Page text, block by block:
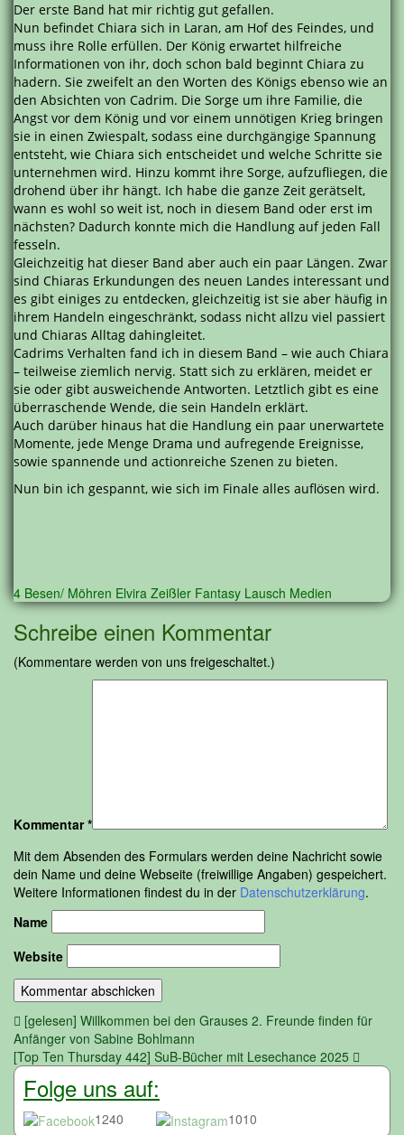
Der erste Band hat mir richtig gut gefallen.
Nun befindet Chiara sich in Laran, am Hof des Feindes, und
muss ihre Rolle erfüllen. Der König erwartet hilfreiche
Informationen von ihr, doch schon bald beginnt Chiara zu
hadern. Sie zweifelt an den Worten des Königs ebenso wie an
den Absichten von Cadrim. Die Sorge um ihre Familie, die
Angst vor dem König und vor einem unnötigen Krieg bringen
sie in einen Zwiespalt, sodass eine durchgängige Spannung
entsteht, wie Chiara sich entscheidet und welche Schritte sie
unternehmen wird. Hinzu kommt ihre Sorge, aufzufliegen, die
drohend über ihr hängt. Ich habe die ganze Zeit gerätselt,
wann es wohl so weit ist, noch in diesem Band oder erst im
nächsten? Dadurch konnte mich die Handlung auf jeden Fall
fesseln.
Gleichzeitig hat dieser Band aber auch ein paar Längen. Zwar
sind Chiaras Erkundungen des neuen Landes interessant und
es gibt einiges zu entdecken, gleichzeitig ist sie aber häufig in
ihrem Handeln eingeschränkt, sodass nicht allzu viel passiert
und Chiaras Alltag dahingleitet.
Cadrims Verhalten fand ich in diesem Band – wie auch Chiara
– teilweise ziemlich nervig. Statt sich zu erklären, meidet er
sie oder gibt ausweichende Antworten. Letztlich gibt es eine
überraschende Wende, die sein Handeln erklärt.
Auch darüber hinaus hat die Handlung ein paar unerwartete
Momente, jede Menge Drama und aufregende Ereignisse,
sowie spannende und actionreiche Szenen zu bieten.
Nun bin ich gespannt, wie sich im Finale alles auflösen wird.
4 Besen/ Möhren Elvira Zeißler Fantasy Lausch Medien
Schreibe einen Kommentar
(Kommentare werden von uns freigeschaltet.)
Kommentar*
Mit dem Absenden des Formulars werden deine Nachricht sowie
dein Name und deine Webseite (freiwillige Angaben) gespeichert.
Weitere Informationen findest du in der Datenschutzerklärung.
Name
Website
Beitragsnavigation
[gelesen] Willkommen bei den Grauses 2. Freunde finden für
Anfänger von Sabine Bohlmann
[Top Ten Thursday 442] SuB-Bücher mit Lesechance 2025
Folge uns auf:
1240 1010